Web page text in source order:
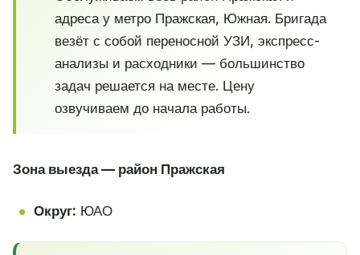
адреса у метро Пражская, Южная. Бригада
везёт с собой переносной УЗИ, экспресс-
анализы и расходники — большинство
задач решается на месте. Цену
озвучиваем до начала работы.
Зона выезда — район Пражская
Округ: ЮАО